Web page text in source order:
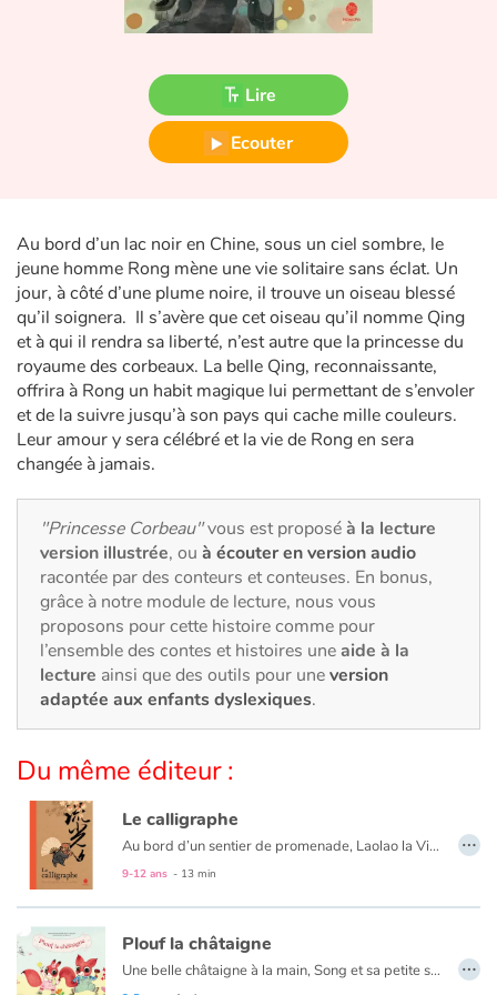
Fable, mythe, littérature et poésie
Ogres, monstres et sorcières
Écologie, nature, saisons
Les animaux
Voyage, épopée, enquête, aventure
Autour du monde
Apprentissage
Art, espace, activité
Documentaires
En famille
Quotidien et loisirs
Fêtes et évènements
Amour et amitié
Sujets de société
Émotions et sentiments
Lire
Ecouter
Au bord d’un lac noir en Chine, sous un ciel sombre, le
jeune homme Rong mène une vie solitaire sans éclat. Un
jour, à côté d’une plume noire, il trouve un oiseau blessé
qu’il soignera. Il s’avère que cet oiseau qu’il nomme Qing
et à qui il rendra sa liberté, n’est autre que la princesse du
royaume des corbeaux. La belle Qing, reconnaissante,
offrira à Rong un habit magique lui permettant de s’envoler
et de la suivre jusqu’à son pays qui cache mille couleurs.
Leur amour y sera célébré et la vie de Rong en sera
changée à jamais.
"Princesse Corbeau"vous est proposéà la lecture
version illustrée, ou à écouter en version audio
racontée par des conteurs et conteuses. En bonus,
grâce à notre module de lecture, nous vous
proposons pour cette histoire comme pour
l’ensemble des contes et histoires uneaide à la
lecture ainsi que des outils pour uneversion
adaptée aux enfants dyslexiques.
Du même éditeur :
Le calligraphe
Au bord d’un sentier de promenade, Laolao la Vieille est soucieuse. En cette fraiche saison, personne pour acheter ses éventails. Où trouvera-t-elle l’argent pour nourrir son petit fils ? Passant par là, le célèbre calligraphe Wang est attendri mais il a son idée pour aider Laolao. Il embellira les éventails de sa belle écriture et il fera des miracles ! Cette histoire de don et de générosité est inspirée de la vie du plus célèbre calligraphe chinois, WANG Xizhi (IVe siècle).
9-12 ans - 13 min
…
Plouf la châtaigne
Une belle châtaigne à la main, Song et sa petite sœur Shu s’en vont l’offrir à grand-père qui vit au moulin. Mais l'aigle joue les trouble-fête et plouf ! La châtaigne tombe dans le ruisseau… …